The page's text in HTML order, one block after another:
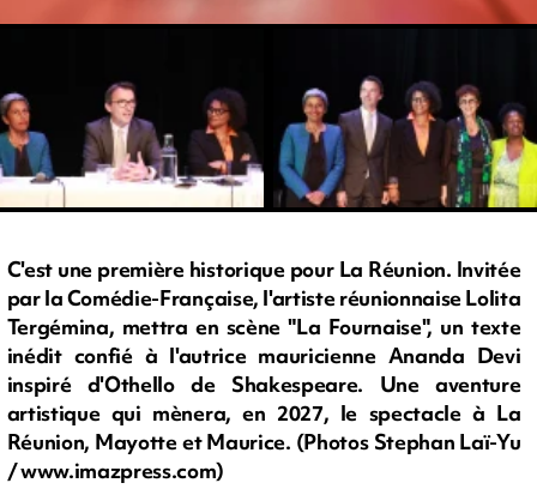
C'est une première historique pour La Réunion. Invitée
par la Comédie-Française, l'artiste réunionnaise Lolita
Tergémina, mettra en scène "La Fournaise", un texte
inédit confié à l'autrice mauricienne Ananda Devi
inspiré d'Othello de Shakespeare. Une aventure
artistique qui mènera, en 2027, le spectacle à La
Réunion, Mayotte et Maurice. (Photos Stephan Laï-Yu
/ www.imazpress.com)